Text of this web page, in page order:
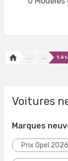
... ... 1.4
Voitures
Marques
Prix Opel 2026